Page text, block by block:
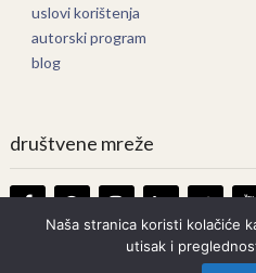
uslovi korištenja
autorski program
blog
društvene mreže
Knjige Online
Naša stranica koristi kolačiće
utisak i